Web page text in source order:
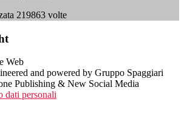
219863 volte
and powered by Gruppo Spaggiari
Publishing & New Social Media
dati personali